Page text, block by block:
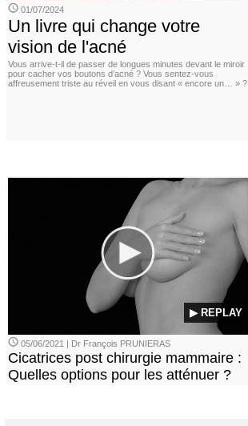
01/07/2024
Un livre qui change votre
vision de l'acné
Vous arrive-t-il de passer de longues minutes devant le miroir
pour cacher vos boutons d’acné ? Vous sentez-vous
affreusement triste au réveil en vous disant « encore un… » ?
▶ REPLAY
05/06/2021 | Dr François PRUNIERAS
Cicatrices post chirurgie mammaire :
Quelles options pour les atténuer ?